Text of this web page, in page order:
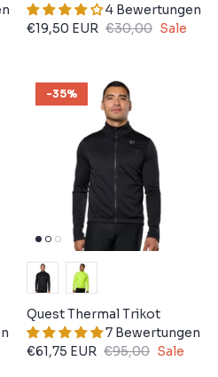
4 Bewertungen
€19,50 EUR €30,00 Sale
-35%
Quest Thermal Trikot
7 Bewertungen
€61,75 EUR €95,00 Sale